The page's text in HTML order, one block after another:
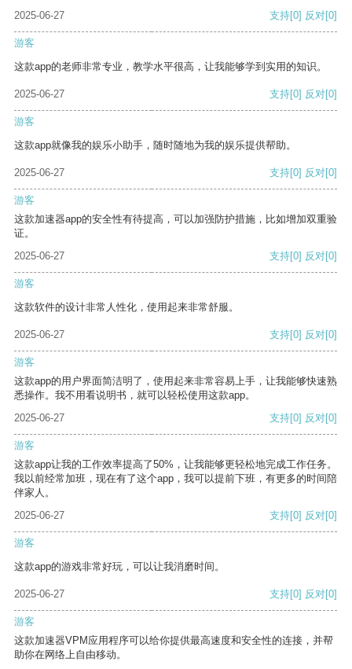
2025-06-27
支持[0] 反对[0]
游客
这款app的老师非常专业，教学水平很高，让我能够学到实用的知识。
2025-06-27 支持[0] 反对[0]
游客
这款app就像我的娱乐小助手，随时随地为我的娱乐提供帮助。
2025-06-27 支持[0] 反对[0]
游客
这款加速器app的安全性有待提高，可以加强防护措施，比如增加双重验
证。
2025-06-27
支持[0] 反对[0]
游客
这款软件的设计非常人性化，使用起来非常舒服。
2025-06-27 支持[0] 反对[0]
游客
这款app的用户界面简洁明了，使用起来非常容易上手，让我能够快速熟
悉操作。我不用看说明书，就可以轻松使用这款app。
2025-06-27
支持[0] 反对[0]
游客
这款app让我的工作效率提高了50%，让我能够更轻松地完成工作任务。
我以前经常加班，现在有了这个app，我可以提前下班，有更多的时间陪
伴家人。
2025-06-27
支持[0] 反对[0]
游客
这款app的游戏非常好玩，可以让我消磨时间。
2025-06-27 支持[0] 反对[0]
游客
这款加速器VPM应用程序可以给你提供最高速度和安全性的连接，并帮
助你在网络上自由移动。